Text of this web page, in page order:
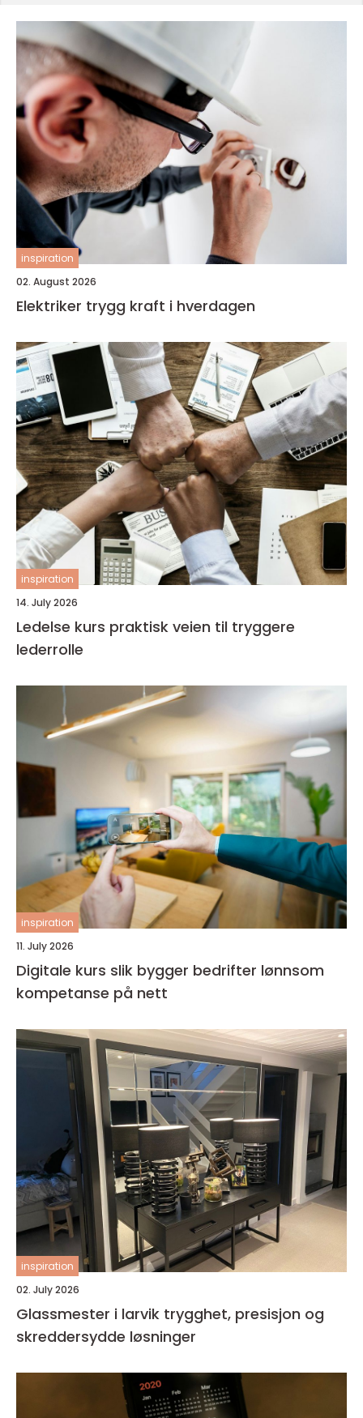
inspiration
02. August 2026
Elektriker trygg kraft i hverdagen
inspiration
14. July 2026
Ledelse kurs praktisk veien til tryggere
lederrolle
inspiration
11. July 2026
Digitale kurs slik bygger bedrifter lønnsom
kompetanse på nett
inspiration
02. July 2026
Glassmester i larvik trygghet, presisjon og
skreddersydde løsninger